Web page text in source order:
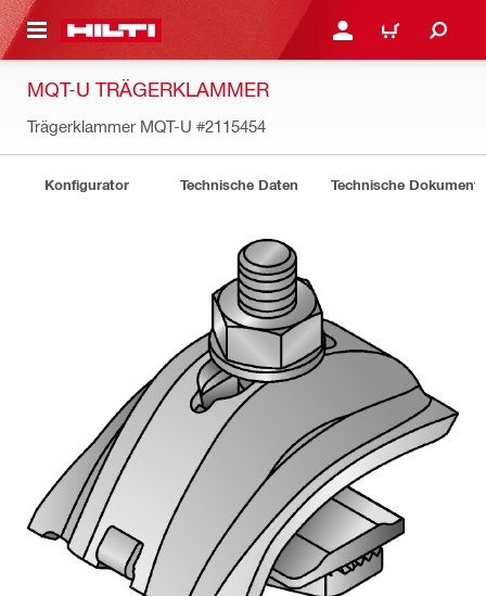
ANMELDEN ODER
WARENKORB
MQT-U TRÄGERKLAMMER
Trägerklammer MQT-U #2115454
Konfigurator Technische Daten Technische Dokumente